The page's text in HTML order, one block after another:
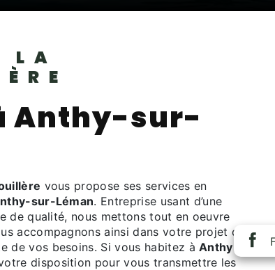
LA
Anthy-sur-
vous propose ses services en
sur-Léman. Entreprise usant d’une
de qualité, nous mettons tout en oeuvre
accompagnons ainsi dans votre projet de
de vos besoins. Si vous habitez àAnthy-
disposition pour vous transmettre les